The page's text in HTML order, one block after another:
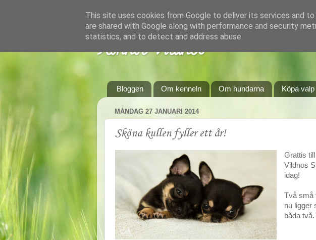
Kennel Vildnos
Bloggen Om kenneln Om hundarna Köpa valp
MÅNDAG 27 JANUARI 2014
Sköna kullen fyller ett år!
Grattis
Vildnos
idag!
Två små
nu ligger
båda
This site uses cookies from Google to deliver its services and
are shared with Google along with performance and security
statistics, and to detect and address abuse.